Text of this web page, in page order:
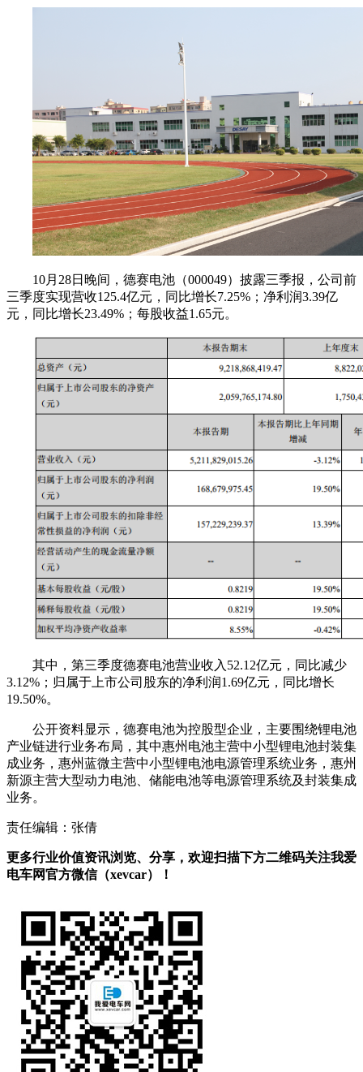
10月28日晚间，德赛电池（000049）披露三季报，公司前
三季度实现营收125.4亿元，同比增长7.25%；净利润3.39亿
元，同比增长23.49%；每股收益1.65元。
其中，第三季度德赛电池营业收入52.12亿元，同比减少
3.12%；归属于上市公司股东的净利润1.69亿元，同比增长
19.50%。
公开资料显示，德赛电池为控股型企业，主要围绕锂电池
产业链进行业务布局，其中惠州电池主营中小型锂电池封装集
成业务，惠州蓝微主营中小型锂电池电源管理系统业务，惠州
新源主营大型动力电池、储能电池等电源管理系统及封装集成
业务。
责任编辑：张倩
更多行业价值资讯浏览、分享，欢迎扫描下方二维码关注我爱
电车网官方微信（xevcar）！